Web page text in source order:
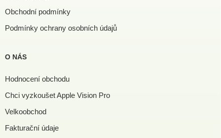
Obchodní podmínky
Podmínky ochrany osobních údajů
O NÁS
Hodnocení obchodu
Chci vyzkoušet Apple Vision Pro
Velkoobchod
Fakturační údaje